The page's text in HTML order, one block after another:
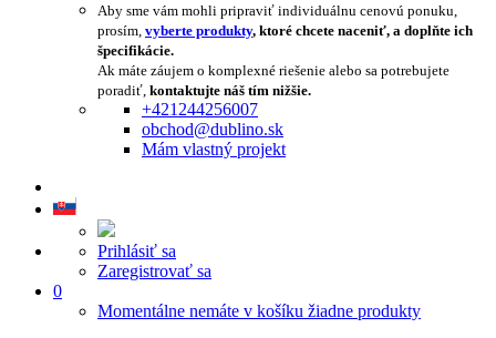
Aby sme vám mohli pripraviť individuálnu cenovú ponuku,
prosím, vyberte produkty, ktoré chcete naceniť, a doplňte ich
špecifikácie.
Ak máte záujem o komplexné riešenie alebo sa potrebujete
poradiť, kontaktujte náš tím nižšie.
+421244256007
obchod@dublino.sk
Mám vlastný projekt
Prihlásiť sa
Zaregistrovať sa
0
Momentálne nemáte v košíku žiadne produkty